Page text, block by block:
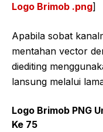
Logo Brimob .png]
Apabila sobat
mentahan vector
diediting
lansung melalui
Logo Brimob PNG
Ke 75